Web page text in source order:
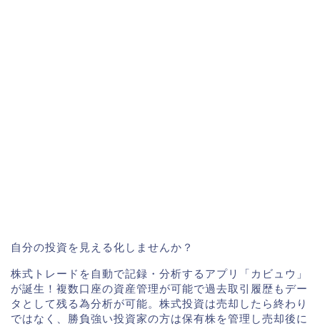
自分の投資を見える化しませんか？
株式トレードを自動で記録・分析するアプリ「カビュウ」
が誕生！複数口座の資産管理が可能で過去取引履歴もデー
タとして残る為分析が可能。株式投資は売却したら終わり
ではなく、勝負強い投資家の方は保有株を管理し売却後に